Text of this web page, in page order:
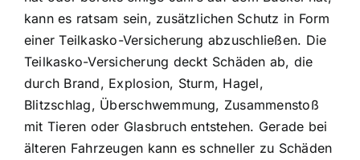
kann es ratsam sein, zusätzlichen Schutz in Form
einer Teilkasko-Versicherung abzuschließen. Die
Teilkasko-Versicherung deckt Schäden ab, die
durch Brand, Explosion, Sturm, Hagel,
Blitzschlag, Überschwemmung, Zusammenstoß
mit Tieren oder Glasbruch entstehen. Gerade bei
älteren Fahrzeugen kann es schneller zu Schäden